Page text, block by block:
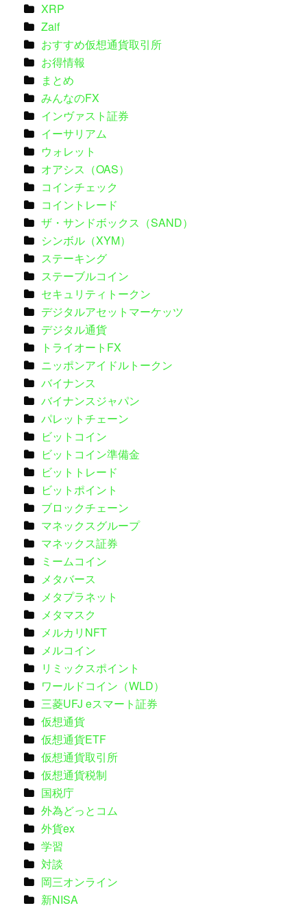
XRP
Zaif
おすすめ仮想通貨取引所
お得情報
まとめ
みんなのFX
インヴァスト証券
イーサリアム
ウォレット
オアシス（OAS）
コインチェック
コイントレード
ザ・サンドボックス（SAND）
シンボル（XYM）
ステーキング
ステーブルコイン
セキュリティトークン
デジタルアセットマーケッツ
デジタル通貨
トライオートFX
ニッポンアイドルトークン
バイナンス
バイナンスジャパン
パレットチェーン
ビットコイン
ビットコイン準備金
ビットトレード
ビットポイント
ブロックチェーン
マネックスグループ
マネックス証券
ミームコイン
メタバース
メタプラネット
メタマスク
メルカリNFT
メルコイン
リミックスポイント
ワールドコイン（WLD）
三菱UFJ eスマート証券
仮想通貨
仮想通貨ETF
仮想通貨取引所
仮想通貨税制
国税庁
外為どっとコム
外貨ex
学習
対談
岡三オンライン
新NISA